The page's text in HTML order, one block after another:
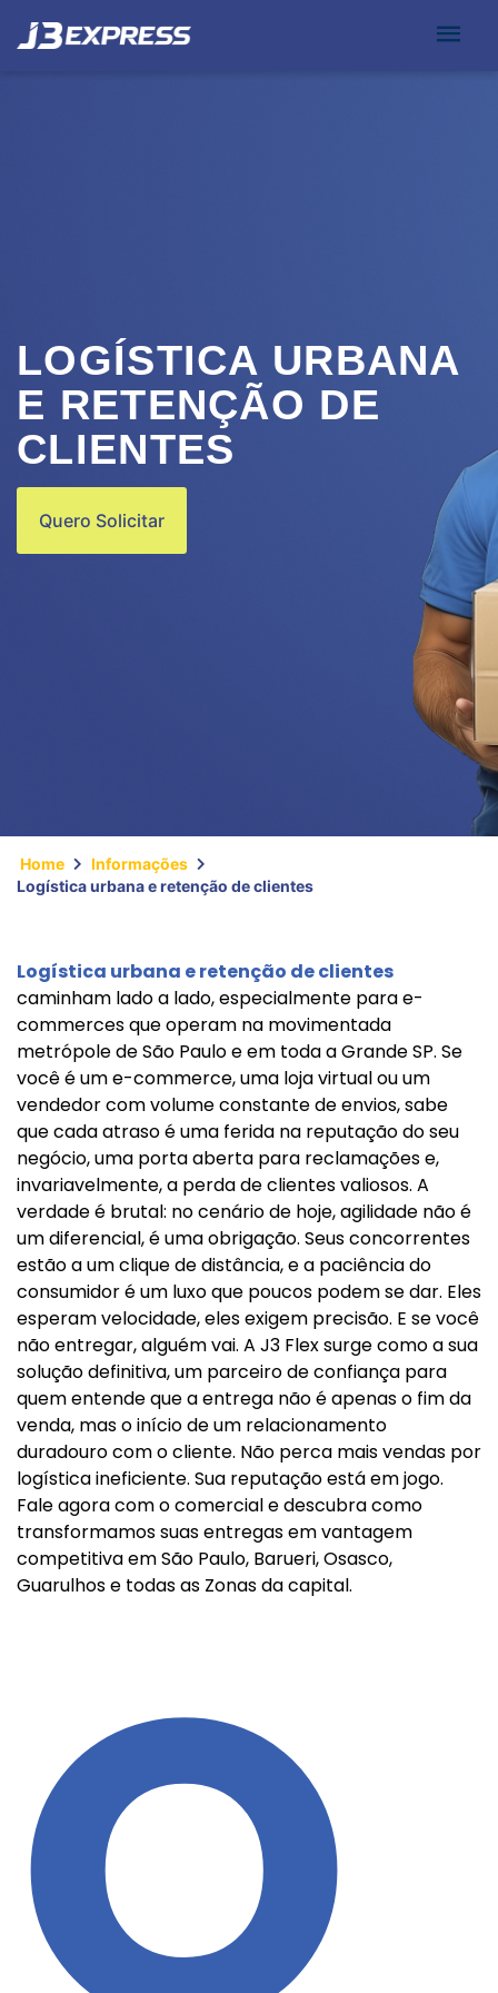
LOGÍSTICA URBANA
E RETENÇÃO DE
CLIENTES
Quero Solicitar
Home
Informações
Logística urbana e retenção de clientes
Logística urbana e retenção de clientes
caminham lado a lado, especialmente para e-
commerces que operam na movimentada
metrópole de São Paulo e em toda a Grande SP. Se
você é um e-commerce, uma loja virtual ou um
vendedor com volume constante de envios, sabe
que cada atraso é uma ferida na reputação do seu
negócio, uma porta aberta para reclamações e,
invariavelmente, a perda de clientes valiosos. A
verdade é brutal: no cenário de hoje, agilidade não é
um diferencial, é uma obrigação. Seus concorrentes
estão a um clique de distância, e a paciência do
consumidor é um luxo que poucos podem se dar. Eles
esperam velocidade, eles exigem precisão. E se você
não entregar, alguém vai. A J3 Flex surge como a sua
solução definitiva, um parceiro de confiança para
quem entende que a entrega não é apenas o fim da
venda, mas o início de um relacionamento
duradouro com o cliente. Não perca mais vendas por
logística ineficiente. Sua reputação está em jogo.
Fale agora com o comercial e descubra como
transformamos suas entregas em vantagem
competitiva em São Paulo, Barueri, Osasco,
Guarulhos e todas as Zonas da capital.
O